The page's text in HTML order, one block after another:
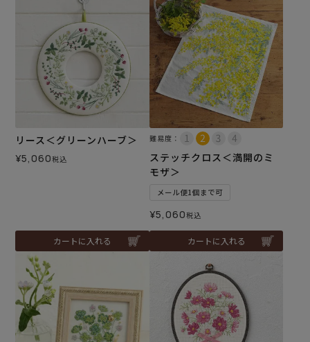
リース＜グリーンハーブ＞
¥5,060税込
カートに入れる
難易度：
ステッチクロス＜満開のミ
モザ＞
メール便1個まで可
¥5,060税込
カートに入れる